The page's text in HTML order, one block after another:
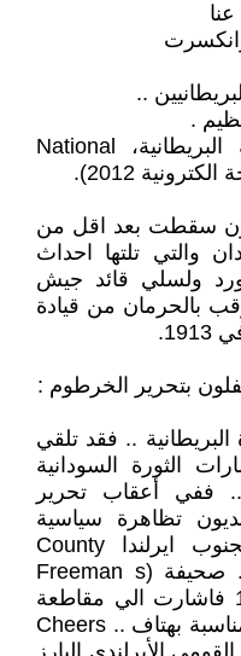
..
.
( من ارشيف الأغاني الشعبية البريطانية، National
سقطت بعد اقل من
والتي تلتها احداث
ولسلي قائد جيش
بالحرمان من قيادة
بتحرير الخرطوم :
.. فقد تلقي
الثورة السودانية
.. ففي أعقاب تحرير
تظاهرة سياسية
شعبية في مقاطعة تبريري بجنوب ايرلندا County
Tipperary . . وغطت الحدث .. صحيفة (Freeman s
Journal ) بتاريخ 18 ابريل 1885 فاشارت الي مقاطعة
الحضور للمتحدثين في اكثر من مناسبة بهتاف .. Cheers